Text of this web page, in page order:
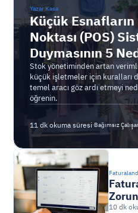
Yazar Kasa
Küçük Esnafların
Noktası (POS)
Duymasının 5
Stok yönetiminden artan
küçük işletmeler için kuralları
temel aracı göz ardı etmeyi
öğrenin.
11 dk okuma süresi·Bağımsız
10 dk